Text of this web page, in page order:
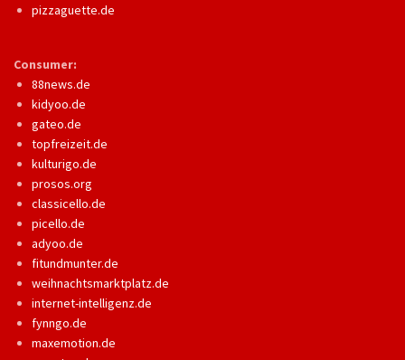
pizzaguette.de
Consumer:
88news.de
kidyoo.de
gateo.de
topfreizeit.de
kulturigo.de
prosos.org
classicello.de
picello.de
adyoo.de
fitundmunter.de
weihnachtsmarktplatz.de
internet-intelligenz.de
fynngo.de
maxemotion.de